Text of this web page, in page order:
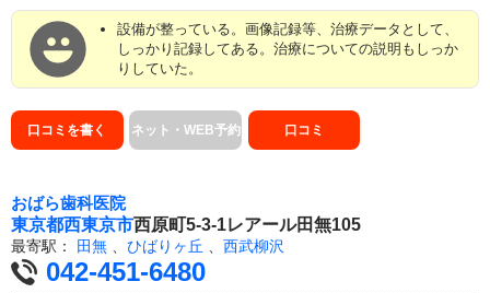
設備が整っている。画像記録等、治療データとして、
しっかり記録してある。治療についての説明もしっか
りしていた。
口コミを書く ネット・WEB予約 口コミ
おばら歯科医院
東京都西東京市西原町5-3-1レアール田無105
最寄駅： 田無 ひばりヶ丘 西武柳沢
042-451-6480